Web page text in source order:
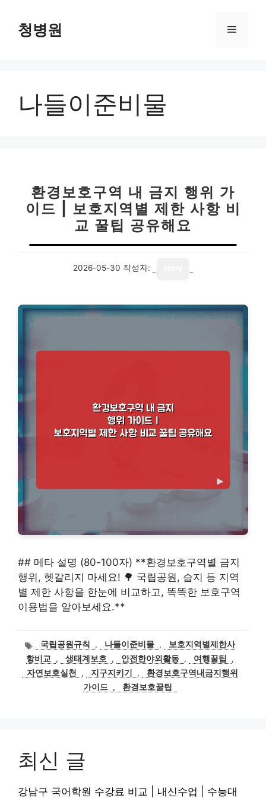
청병원 메
나들이준비물
환경보호구역 내 금지 행위 가
이드 | 보호지역별 제한 사항 비
교 꿀팁 공유해요
2026-05-30 작성자:
## 메타 설명 (80-100자) **환경보호구역별 금지
행위, 헷갈리지 마세요! 🌳 국립공원, 습지 등 지역
별 제한 사항을 한눈에 비교하고, 똑똑한 보호구역
이용법을 알아보세요.**
태
그
국립공원규칙 , 나들이준비물 ,
보호지역별제한사
항비교
, 생태계보호 , 안전한야외활동 , 여행꿀팁
,
자연보호실천
, 지구지키기 ,
환경보호구역내금지행위
가이드 , 환경보호꿀팁
최신 글
강남구 국어학원 수강료 비교 | 내신수업 | 수능대